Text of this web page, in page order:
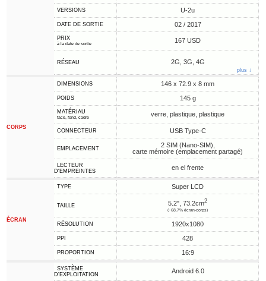
VERSIONS U-2u
DATE DE SORTIE 02 / 2017
PRIX
à la date de sortie 167 USD
RÉSEAU 2G, 3G, 4G
plus ↓
CORPS
DIMENSIONS 146 x 72.9 x 8 mm
POIDS 145 g
MATÉRIAU
face, fond, cadre verre, plastique, plastique
CONNECTEUR USB Type-C
EMPLACEMENT
2 SIM (Nano-SIM),
carte mémoire (emplacement partagé)
LECTEUR
D'EMPREINTES
en el frente
ÉCRAN
TYPE Super LCD
TAILLE 5.2", 73.2cm2
(~68.7% écran-corps)
RÉSOLUTION 1920x1080
PPI 428
PROPORTION 16:9
SYSTÈME
D'EXPLOITATION
Android 6.0